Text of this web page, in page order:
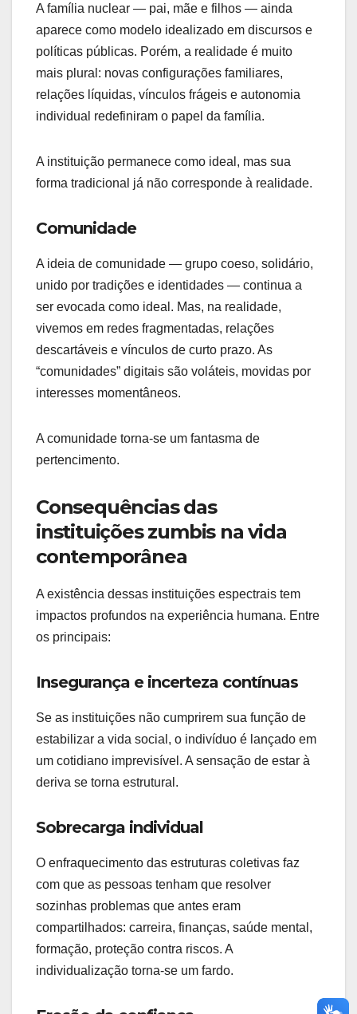
A família nuclear — pai, mãe e filhos — ainda
aparece como modelo idealizado em discursos e
políticas públicas. Porém, a realidade é muito
mais plural: novas configurações familiares,
relações líquidas, vínculos frágeis e autonomia
individual redefiniram o papel da família.
A instituição permanece como ideal, mas sua
forma tradicional já não corresponde à realidade.
Comunidade
A ideia de comunidade — grupo coeso, solidário,
unido por tradições e identidades — continua a
ser evocada como ideal. Mas, na realidade,
vivemos em redes fragmentadas, relações
descartáveis e vínculos de curto prazo. As
“comunidades” digitais são voláteis, movidas por
interesses momentâneos.
A comunidade torna-se um fantasma de
pertencimento.
Consequências das
instituições zumbis na vida
contemporânea
A existência dessas instituições espectrais tem
impactos profundos na experiência humana. Entre
os principais:
Insegurança e incerteza contínuas
Se as instituições não cumprirem sua função de
estabilizar a vida social, o indivíduo é lançado em
um cotidiano imprevisível. A sensação de estar à
deriva se torna estrutural.
Sobrecarga individual
O enfraquecimento das estruturas coletivas faz
com que as pessoas tenham que resolver
sozinhas problemas que antes eram
compartilhados: carreira, finanças, saúde mental,
formação, proteção contra riscos. A
individualização torna-se um fardo.